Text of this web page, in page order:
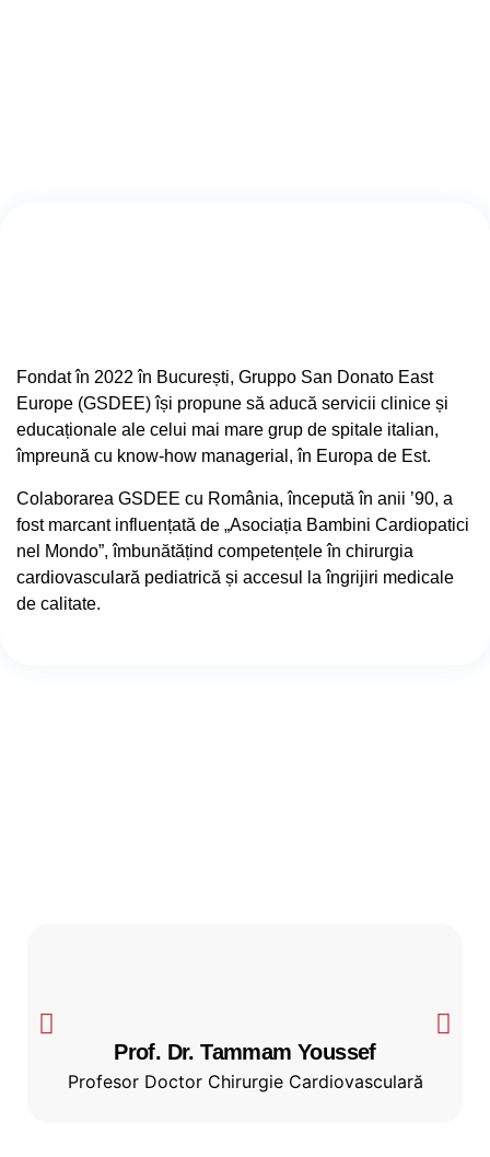
Fondat în 2022 în București, Gruppo San Donato East
Europe (GSDEE) își propune să aducă servicii clinice și
educaționale ale celui mai mare grup de spitale italian,
împreună cu know-how managerial, în Europa de Est.
Colaborarea GSDEE cu România, începută în anii ’90, a
fost marcant influențată de „Asociația Bambini Cardiopatici
nel Mondo”, îmbunătățind competențele în chirurgia
cardiovasculară pediatrică și accesul la îngrijiri medicale
de calitate.
Prof. Dr. Tammam Youssef
Profesor Doctor Chirurgie Cardiovasculară